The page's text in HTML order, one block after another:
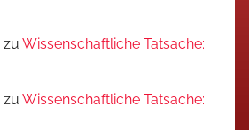
zu Wissenschaftliche Tatsache:
zu Wissenschaftliche Tatsache: